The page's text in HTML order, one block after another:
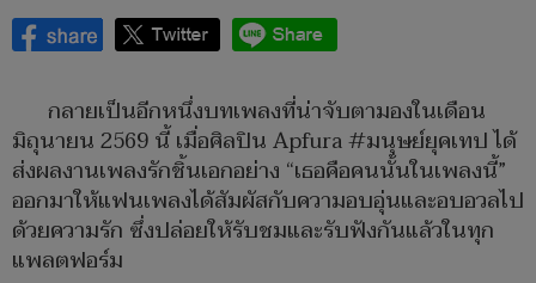
กลายเป็นอีกหนึ่งบทเพลงที่น่าจับตามองในเดือน
มิถุนายน 2569 นี้ เมื่อศิลปิน Apfura #มนุษย์ยุคเทป ได้
ส่งผลงานเพลงรักชิ้นเอกอย่าง “เธอคือคนนั้นในเพลงนี้”
ออกมาให้แฟนเพลงได้สัมผัสกับความอบอุ่นและอบอวลไป
ด้วยความรัก ซึ่งปล่อยให้รับชมและรับฟังกันแล้วในทุก
แพลตฟอร์ม